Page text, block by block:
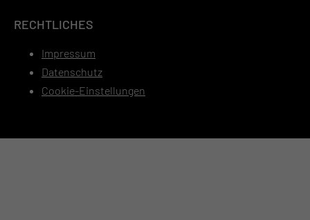
RECHTLICHES
Impressum
Datenschutz
Cookie-Einstellungen